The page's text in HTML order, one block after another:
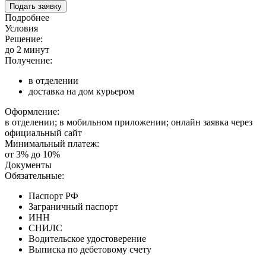
Подать заявку
Подробнее
Условия
Решение:
до 2 минут
Получение:
в отделении
доставка на дом курьером
Оформление:
в отделении; в мобильном приложении; онлайн заявка через
официальный сайт
Минимальный платеж:
от 3% до 10%
Документы
Обязательные:
Паспорт РФ
Заграничный паспорт
ИНН
СНИЛС
Водительское удостоверение
Выписка по дебетовому счету